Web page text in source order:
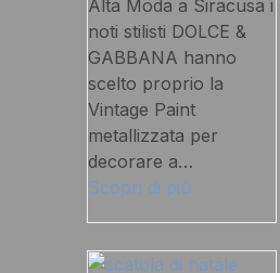
Alta Moda a Siracusa i
noti stilisti DOLCE &
GABBANA hanno
scelto proprio la
Vintage Paint
metallizzata per
decorare a…
Scopri di più